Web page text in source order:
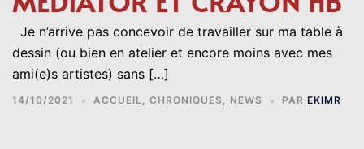
Je n’arrive pas concevoir de travailler sur ma table à
dessin (ou bien en atelier et encore moins avec mes
ami(e)s artistes) sans […]
14/10/2021 ACCUEIL, CHRONIQUES , NEWS PAR EKIMR